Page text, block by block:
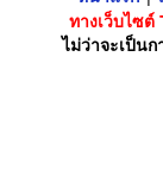
ทางเว็บไซ
ไม่ว่าจะเป็น